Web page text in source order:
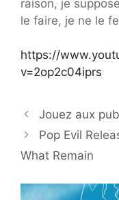
raison, je
le faire, je ne le
https://
v=2op2c04iprs
Jouez aux
Pop Evil
What Remain